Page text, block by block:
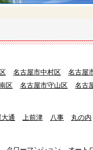
名古屋市中村区 名古屋
区 名古屋市守山区 名古
通 上前津 八事 丸の内